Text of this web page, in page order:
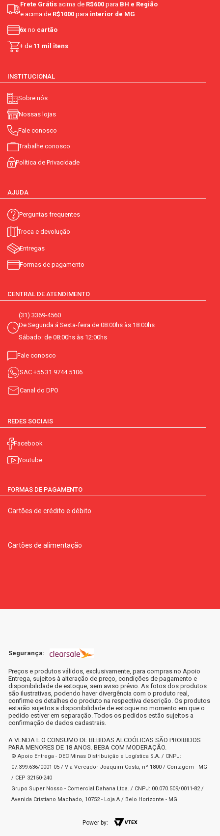
Frete Grátis acima de R$600 para BH e Região
e acima de R$1000 para interior de MG
6x no cartão
+ de 11 mil itens
INSTITUCIONAL
Sobre nós
Nossas lojas
Fale conosco
Trabalhe conosco
Política de Privacidade
AJUDA
Perguntas frequentes
Troca e devolução
Entregas
Formas de pagamento
CENTRAL DE ATENDIMENTO
(31) 3369-4560
De Segunda á Sexta-feira de 08:00hs às 18:00hs
Sábado: de 08:00hs às 12:00hs
Fale conosco
SAC +55 31 9744 5106
Canal do DPO
REDES SOCIAIS
Facebook
Youtube
FORMAS DE PAGAMENTO
Cartões de crédito e débito
Cartões de alimentação
Segurança:
Preços e produtos válidos, exclusivamente, para compras no Apoio
Entrega, sujeitos à alteração de preço, condições de pagamento e
disponibilidade de estoque, sem aviso prévio. As fotos dos produtos
são ilustrativas, podendo haver divergência com o produto real,
confirme os detalhes do produto na respectiva descrição. Os produtos
estarão sujeitos a disponibilidade de estoque no momento em que o
pedido estiver em separação. Todos os pedidos estão sujeitos a
confirmação de dados cadastrais.
A VENDA E O CONSUMO DE BEBIDAS ALCOÓLICAS SÃO PROIBIDOS
PARA MENORES DE 18 ANOS. BEBA COM MODERAÇÃO.
© Apoio Entrega - DEC Minas Distribuição e Logística S.A. / CNPJ:
07.399.636/0001-05 / Via Vereador Joaquim Costa, nº 1800 / Contagem - MG
/ CEP 32150-240
Grupo Super Nosso - Comercial Dahana Ltda. / CNPJ: 00.070.509/0011-82 /
Avenida Cristiano Machado, 10752 - Loja A / Belo Horizonte - MG
Power by: